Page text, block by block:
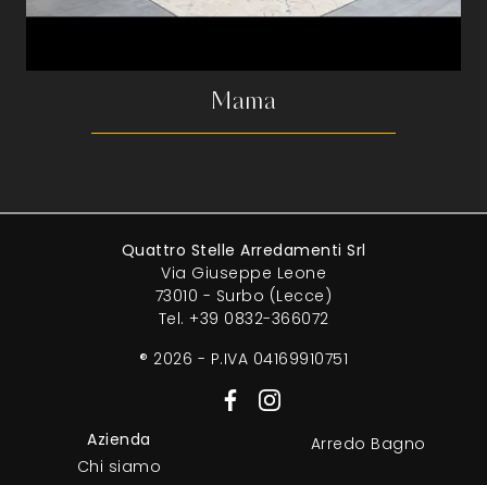
Mama
Quattro Stelle Arredamenti Srl
Via Giuseppe Leone
73010 - Surbo (Lecce)
Tel. +39 0832-366072
® 2026 - P.IVA 04169910751
Azienda
Chi siamo
Arredo Bagno